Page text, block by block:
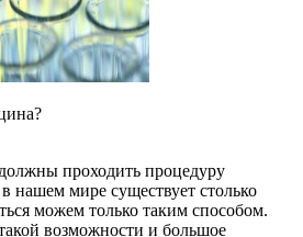
проходить процедуру
нашем мире существует столько
можем только таким способом.
возможности и большое